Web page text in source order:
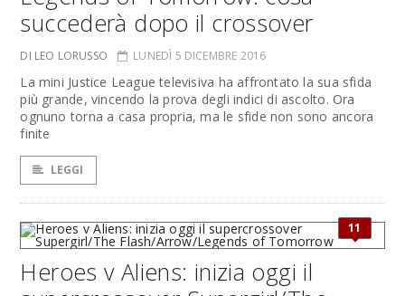
succederà dopo il crossover
DI LEO LORUSSO LUNEDÌ 5 DICEMBRE 2016
La mini Justice League televisiva ha affrontato la sua sfida
più grande, vincendo la prova degli indici di ascolto. Ora
ognuno torna a casa propria, ma le sfide non sono ancora
finite
LEGGI
11
Heroes v Aliens: inizia oggi il